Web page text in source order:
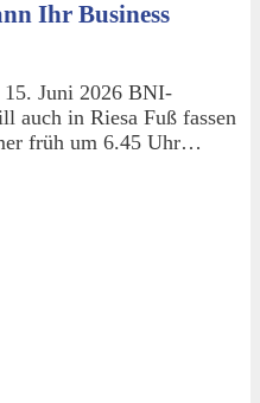
Ihr Business
Juni 2026 BNI-
auch in Riesa Fuß fassen
früh um 6.45 Uhr…